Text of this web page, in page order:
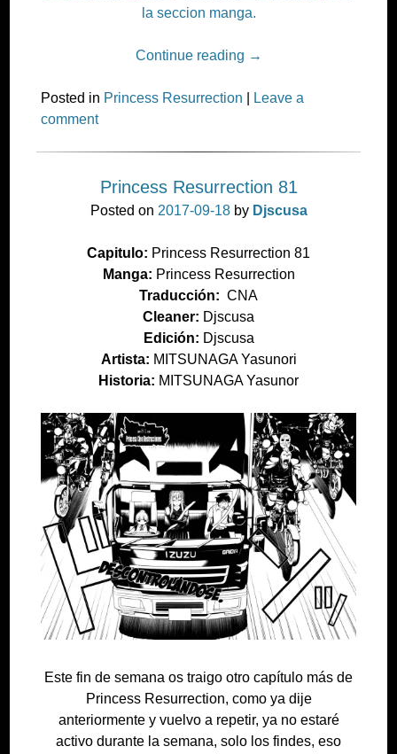
la seccion manga.
Continue reading →
Posted in Princess Resurrection
Leave a
comment
Princess Resurrection 81
Posted on 2017-09-18by Djscusa
Capitulo: Princess Resurrection 81
Manga: Princess Resurrection
Traducción: CNA
Cleaner: Djscusa
Edición: Djscusa
Artista: MITSUNAGA Yasunori
Historia: MITSUNAGA Yasunor
Este fin de semana os traigo otro capítulo más de
Princess Resurrection, como ya dije
anteriormente y vuelvo a repetir, ya no estaré
activo durante la semana, solo los findes, eso